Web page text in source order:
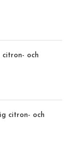
citron- och
citron- och